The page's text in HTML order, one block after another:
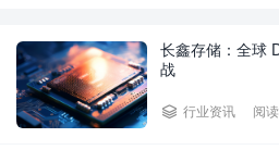
长鑫存储：全球
战
行业资讯 阅